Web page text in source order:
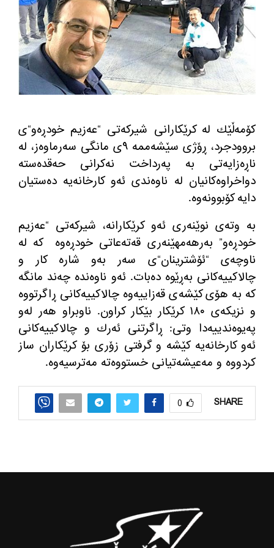
كۆمه‌ڵێك له‌ كرێكارانی شیركه‌تی “عه‌زیم خودڕه‌و“ی
بروودجرد، ڕۆژی سێشه‌ممه‌ ٩ی مانگی سه‌رماوه‌ز، له‌
ناڕه‌زایه‌تی به‌ په‌رداخت نه‌كرانی حه‌قده‌سته‌
دواخراوه‌كانیان له‌ ناوه‌ندی ئه‌و كارخانه‌یه‌ ده‌ستیان
دایه‌ كۆبوونه‌وه‌.
به‌ وته‌ی نوێنه‌ری ئه‌و كرێكارانه‌، شیركه‌تی “عه‌زیم
خودڕه‌و” به‌رهه‌مهێنه‌ری قه‌ته‌عاتی خودڕه‌وه‌
كه‌ له‌
ناوچه‌ی“ئۆشترینان“ی سه‌ر به‌و شاره‌ كار و
چالاكییه‌كانی به‌ڕێوه‌ ده‌بات. ئه‌و ناوه‌نده‌ چه‌ند مانگه‌
كه‌ به‌ هۆی كێشه‌ی قه‌زاییه‌وه‌ چالاكییه‌كانی ڕاگرتووه‌
و نزیكه‌ی ١٨٠ كرێكار بێكار كراون
. ناوبراو هه‌ر له‌و
په‌یوه‌ندییه‌دا وتی: ڕاگرتنی ئه‌رك و چالاكییه‌كانی
ئه‌و كارخانه‌یه‌ كێشه‌ و گرفتی زۆری بۆ كرێكاران ساز
كردووه‌ و مه‌عیشه‌تیانی خستووه‌ته‌ مه‌ترسیه‌وه‌.
SHARE
0